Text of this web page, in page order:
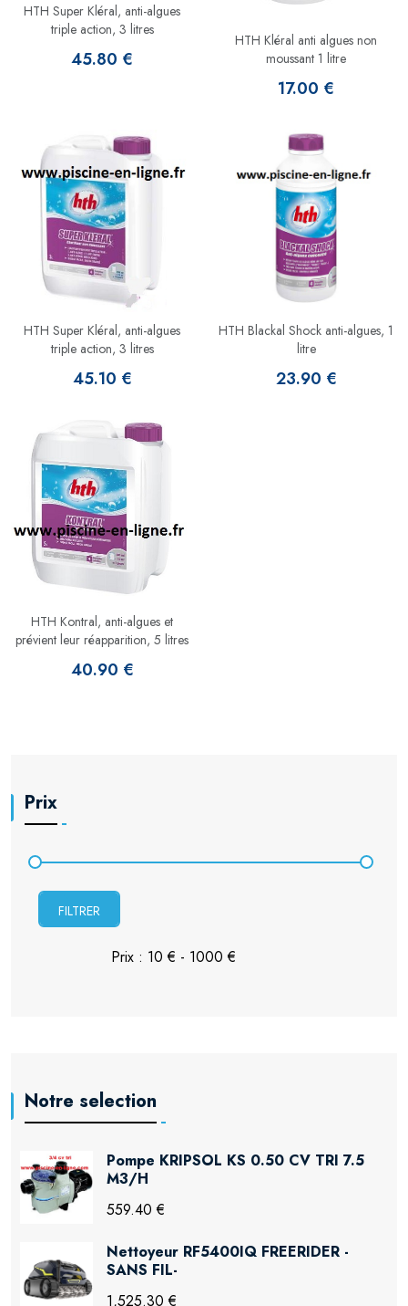
HTH Super Kléral, anti-algues
triple action, 3 litres
45.80 €
HTH Kléral anti algues non
moussant 1 litre
17.00 €
HTH Super Kléral, anti-algues
triple action, 3 litres
45.10 €
HTH Blackal Shock anti-algues, 1
litre
23.90 €
HTH Kontral, anti-algues et
prévient leur réapparition, 5 litres
40.90 €
Prix
FILTRER
Notre selection
Pompe KRIPSOL KS 0.50 CV TRI 7.5
M3/H
559.40 €
Nettoyeur RF5400IQ FREERIDER -
SANS FIL-
1,525.30 €